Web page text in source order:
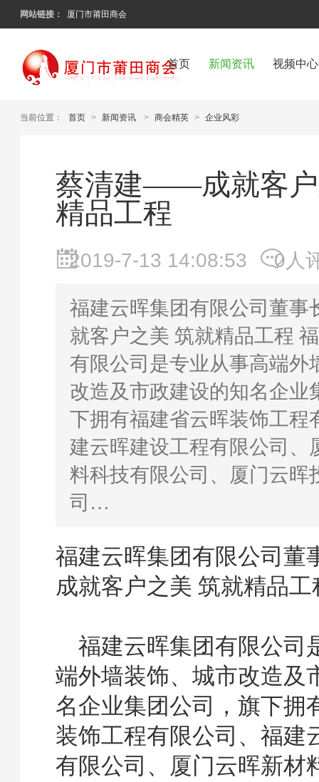
网站链接： 厦门市莆田商会
首页 新闻资讯 视频中心
当前位置： 首页 > 新闻资讯 > 商会精英 > 企业风彩
蔡清建——成就客户
精品工程
2019-7-13 14:08:53 0人
福建云晖集团有限公司董事
就客户之美 筑就精品工程
有限公司是专业从事高端外
改造及市政建设的知名企业
下拥有福建省云晖装饰工程
建云晖建设工程有限公司、
料科技有限公司、厦门云晖
司…
福建云晖集团有限公司董
成就客户之美 筑就精品工
福建云晖集团有限公司
端外墙装饰、城市改造及
名企业集团公司，旗下拥
装饰工程有限公司、福建
有限公司、厦门云晖新材